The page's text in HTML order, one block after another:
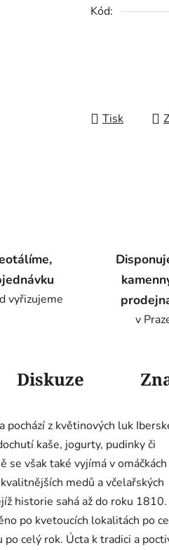
Kód:
Tisk
vyřizujeme
v
Diskuze
z květinových luk
kaše, jogurty, pudinky či
se však také vyjímá v omáčkách
medů a včelařských
historie sahá až do roku 1810.
po kvetoucích lokalitách po
celý rok. Úcta k tradici a